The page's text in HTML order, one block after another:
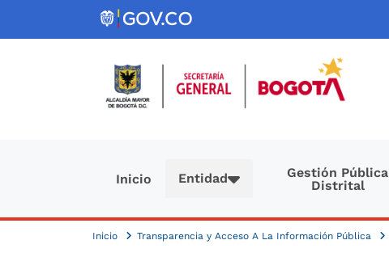
Pasar al contenido principal
Inicio Entidad
Gestión Pública
Distrital
Inicio Transparencia y Acceso A La Información Pública